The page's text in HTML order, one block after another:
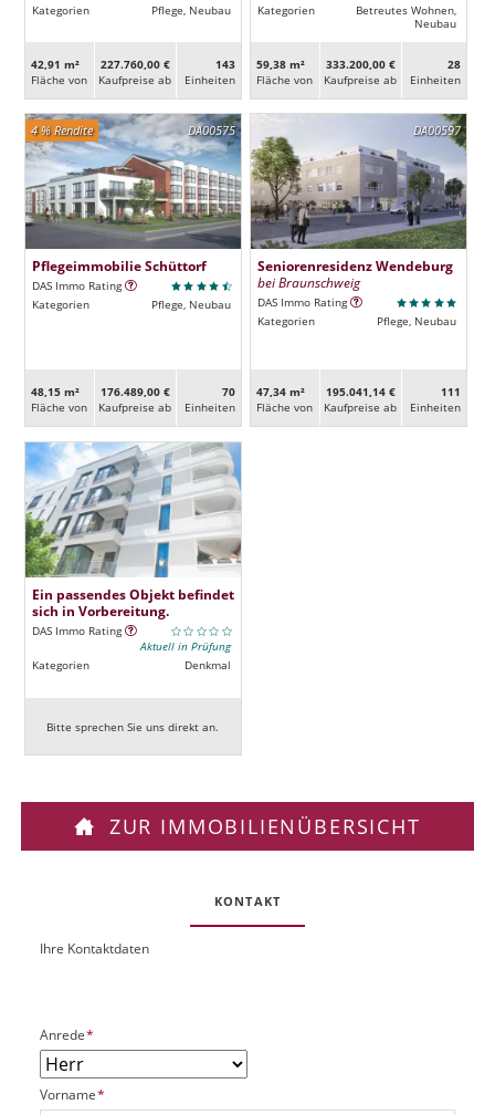
Kategorien
Pflege, Neubau
42,91 m²
Fläche von
227.760,00 €
Kaufpreise ab
143
Ein­heiten
Kategorien
Betreutes Wohnen,
Neubau
59,38 m²
Fläche von
333.200,00 €
Kaufpreise ab
28
Ein­heiten
DA00575
4 % Rendite
Pflegeimmobilie Schüttorf
DAS Immo Rating
Kategorien
Pflege, Neubau
48,15 m²
Fläche von
176.489,00 €
Kaufpreise ab
70
Ein­heiten
DA00597
Seniorenresidenz Wendeburg
bei Braunschweig
DAS Immo Rating
Kategorien
Pflege, Neubau
47,34 m²
Fläche von
195.041,14 €
Kaufpreise ab
111
Ein­heiten
Ein passendes Objekt befindet
sich in Vorbereitung.
DAS Immo Rating
Aktuell in Prüfung
Kategorien
Denkmal
Bitte sprechen Sie uns direkt an.
ZUR IMMOBILIENÜBERSICHT
KONTAKT
O
k
P
UIhre Kontaktdaten
P
f
l
i
Anrede*
P
Vorname*